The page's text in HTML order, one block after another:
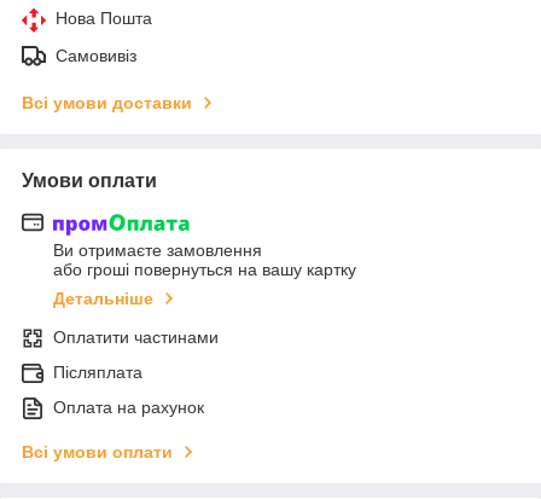
Нова Пошта
Самовивіз
Всі умови доставки
Умови оплати
Ви отримаєте замовлення
або гроші повернуться на вашу картку
Детальніше
Оплатити частинами
Післяплата
Оплата на рахунок
Всі умови оплати